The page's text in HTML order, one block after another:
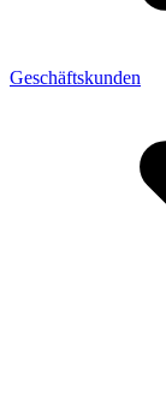
Geschäftskunden